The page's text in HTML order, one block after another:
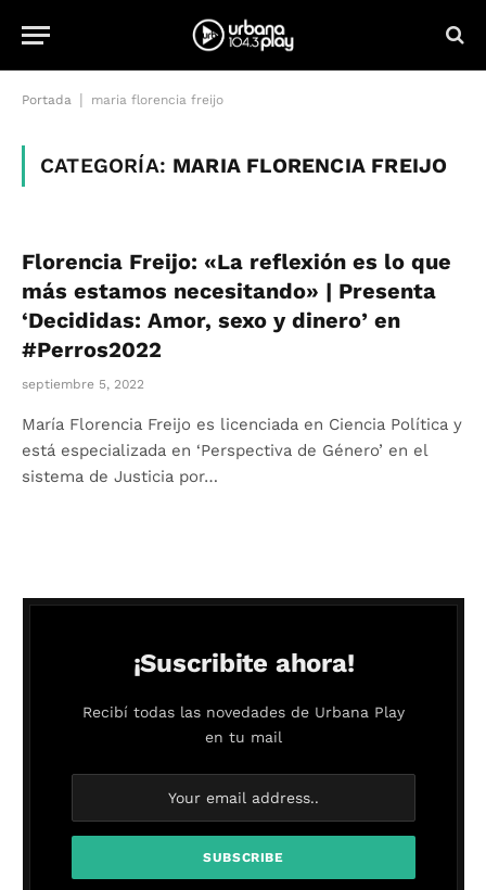
Portada maria florencia freijo
CATEGORÍA: MARIA FLORENCIA FREIJO
Florencia Freijo: «La reflexión es lo que
más estamos necesitando» | Presenta
‘Decididas: Amor, sexo y dinero’ en
#Perros2022
septiembre 5, 2022
María Florencia Freijo es licenciada en Ciencia Política y
está especializada en ‘Perspectiva de Género’ en el
sistema de Justicia por…
¡Suscribite ahora!
Recibí todas las novedades de Urbana Play
en tu mail